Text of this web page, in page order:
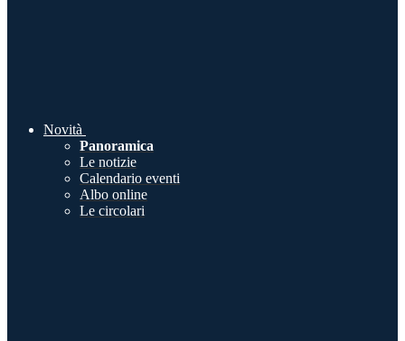
Novità
Panoramica
Le notizie
Calendario eventi
Albo online
Le circolari